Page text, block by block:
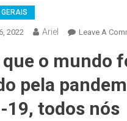
2022 Ariel Leave A
que o mundo
pela
19, todos nós